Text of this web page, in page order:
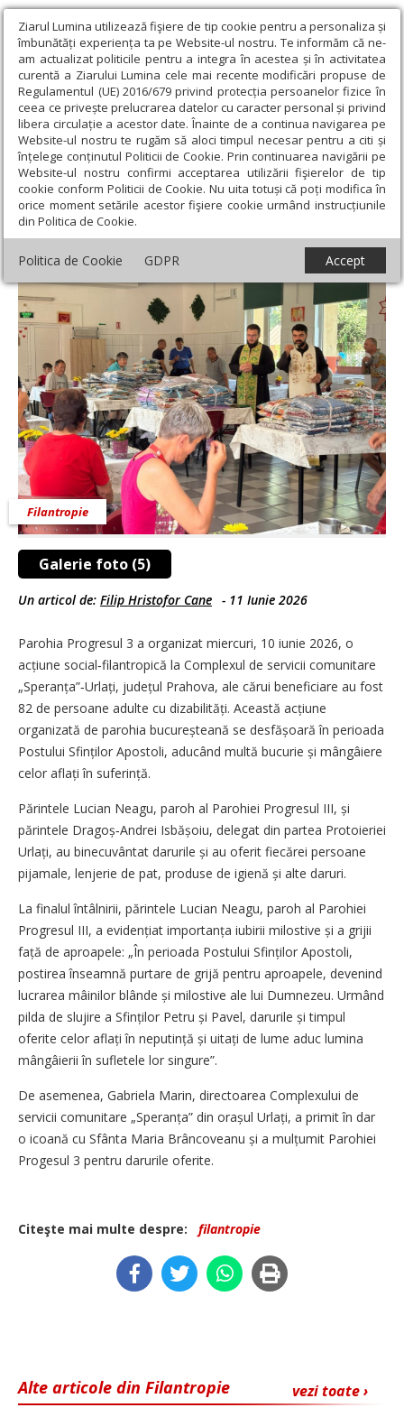
Ziarul Lumina utilizează fişiere de tip cookie pentru a personaliza și
îmbunătăți experiența ta pe Website-ul nostru. Te informăm că ne-
am actualizat politicile pentru a integra în acestea și în activitatea
curentă a Ziarului Lumina cele mai recente modificări propuse de
Regulamentul (UE) 2016/679 privind protecția persoanelor fizice în
ceea ce privește prelucrarea datelor cu caracter personal și privind
libera circulație a acestor date. Înainte de a continua navigarea pe
Website-ul nostru te rugăm să aloci timpul necesar pentru a citi și
înțelege conținutul Politicii de Cookie. Prin continuarea navigării pe
Website-ul nostru confirmi acceptarea utilizării fişierelor de tip
cookie conform Politicii de Cookie. Nu uita totuși că poți modifica în
orice moment setările acestor fişiere cookie urmând instrucțiunile
din Politica de Cookie.
Politica de Cookie GDPR Accept
Ziarul Lumina › Filantropie › Bucurie și sprijin pentru persoanele
cu dizabilități din Urlați
Bucurie și sprijin pentru persoanele cu
dizabilități din Urlați
Galerie foto (5)
Filantropie
Un articol de: Filip Hristofor Cane - 11 Iunie 2026
Parohia Progresul 3 a organizat miercuri, 10 iunie 2026, o
acțiune social‑filantropică la Complexul de servicii comunitare
„Speranța”‑Urlați, județul Prahova, ale cărui beneficiare au fost
82 de persoane adulte cu dizabilități. Această acțiune
organizată de parohia bucureșteană se desfășoară în perioada
Postului Sfinților Apostoli, aducând multă bucurie și mângâiere
celor aflați în suferință.
Părintele Lucian Neagu, paroh al Parohiei Progresul III, și
părintele Dragoș‑Andrei Isbășoiu, delegat din partea Protoieriei
Urlați, au binecuvântat darurile și au oferit fiecărei persoane
pijamale, lenjerie de pat, produse de igienă și alte daruri.
La finalul întâlnirii, părintele Lucian Neagu, paroh al Parohiei
Progresul III, a evidențiat importanța iubirii milostive și a grijii
față de aproapele: „În perioada Postului Sfinților Apostoli,
postirea înseamnă purtare de grijă pentru aproapele, devenind
lucrarea mâinilor blânde și milostive ale lui Dumnezeu. Urmând
pilda de slujire a Sfinților Petru și Pavel, darurile și timpul
oferite celor aflați în neputință și uitați de lume aduc lumina
mângâierii în sufletele lor singure”.
De asemenea, Gabriela Marin, directoarea Complexului de
servicii comunitare „Speranța” din orașul Urlați, a primit în dar
o icoană cu Sfânta Maria Brâncoveanu și a mulțumit Parohiei
Progesul 3 pentru darurile oferite.
Citeşte mai multe despre: filantropie
vezi toate ›
Alte articole din Filantropie